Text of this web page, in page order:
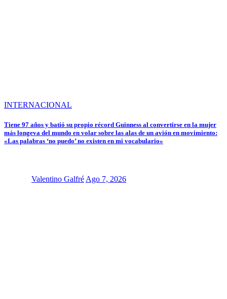
INTERNACIONAL
Tiene 97 años y batió su propio récord Guinness al convertirse en la mujer
más longeva del mundo en volar sobre las alas de un avión en movimiento:
«Las palabras ‘no puedo’ no existen en mi vocabulario»
Valentino Galfré Ago 7, 2026